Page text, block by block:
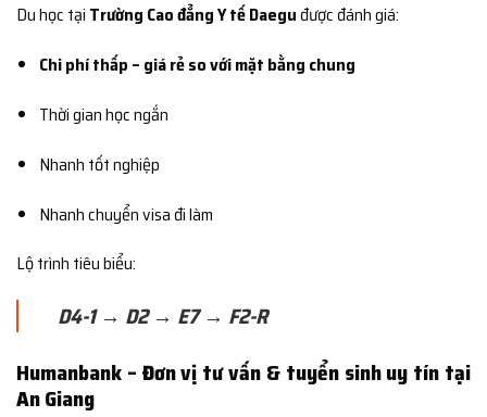
Du học tại Trường Cao đẳng Y tế Daeguđược đánh giá:
Chi phí thấp – giá rẻ so với mặt bằng chung
Thời gian học ngắn
Nhanh tốt nghiệp
Nhanh chuyển visa đi làm
Lộ trình tiêu biểu:
D4-1 → D2 → E7 → F2-R
Humanbank – Đơn vị tư vấn & tuyển sinh uy tín tại
An Giang